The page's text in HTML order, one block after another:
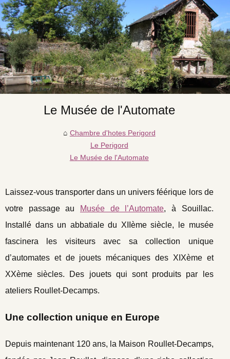
Le Musée de l'Automate
Chambre d'hotes Perigord
Le Perigord
Le Musée de l'Automate
Laissez-vous transporter dans un univers féérique lors de
votre passage au
Musée de l’Automate, à Souillac.
Installé dans un abbatiale du XIIème siècle, le musée
fascinera les visiteurs avec sa collection unique
d’automates et de jouets mécaniques des XIXème et
XXème siècles. Des jouets qui sont produits par les
ateliers Roullet-Decamps.
Une collection unique en Europe
Depuis maintenant 120 ans, la Maison Roullet-Decamps,